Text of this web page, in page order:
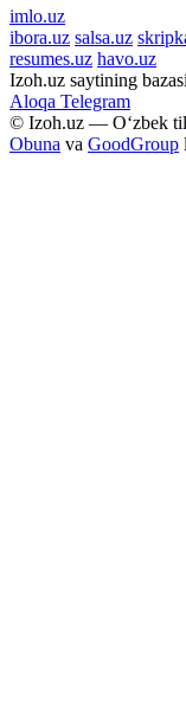
imlo.uz
ibora.uz salsa.uz
resumes.uz havo.uz
Izoh.uz saytining
Aloqa Telegram
© Izoh.uz — O‘zbek
Obuna va GoodGroup